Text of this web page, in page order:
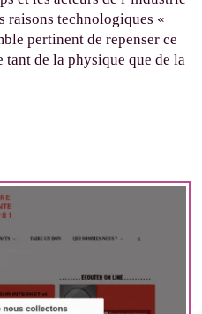
raisons technologiques «
pertinent de repenser ce
de la physique que de la